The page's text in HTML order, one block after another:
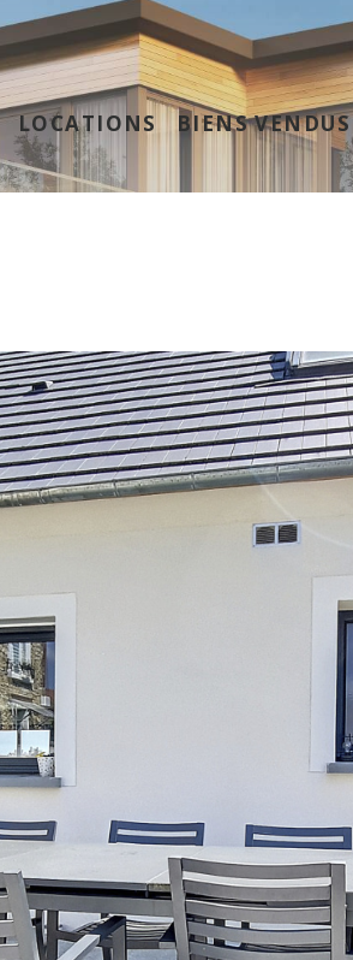
LOCATIONS BIENS VENDUS